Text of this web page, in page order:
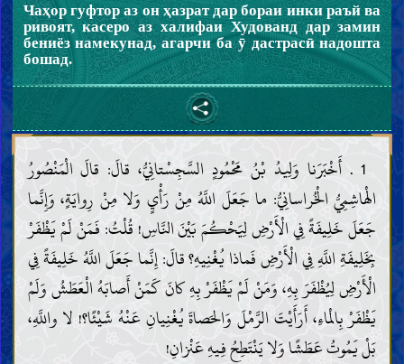
Чаҳор гуфтор аз он ҳазрат дар бораи инки раъй ва
ривоят, касеро аз халифаи Худованд дар замин
бениёз намекунад, агарчи ба ӯ дастрасӣ надошта
бошад.
1 . أَخْبَرَنا وَلِيدُ بْنُ مَحْمُودٍ السَّجِسْتانِيُّ، قالَ: قالَ الْمَنْصُورُ
الْهاشِمِيُّ الْخُراسانِيُّ: ما جَعَلَ اللَّهُ مِنْ رَأْيٍ وَلا مِنْ رِوايَةٍ، وَإِنَّما
جَعَلَ خَلِيفَةً فِي الْأَرْضِ لِيَحْكُمَ بَيْنَ النَّاسِ! قُلْتُ: فَمَنْ لَمْ يَظْفَرْ
بِخَلِيفَةِ اللَّهِ فِي الْأَرْضِ فَماذا يُغْنِيهِ؟ قالَ: إِنَّما جَعَلَ اللَّهُ خَلِيفَةً فِي
الْأَرْضِ لِيُظْفَرَ بِهِ، وَمَنْ لَمْ يَظْفَرْ بِهِ كانَ كَمَنْ أَصابَهُ الْعَطَشُ وَلَمْ
يَظْفَرْ بِالْماءِ، أَرَأَيْتَ الرَّمْلَ وَالحَصاةَ يُغْنِيانِ عَنْهُ شَيْئًا؟! لا واللَّهِ،
بَلْ يَمُوتُ عَطَشًا وَلا يَنْتَطِحُ فِيهِ عَنْزانِ!